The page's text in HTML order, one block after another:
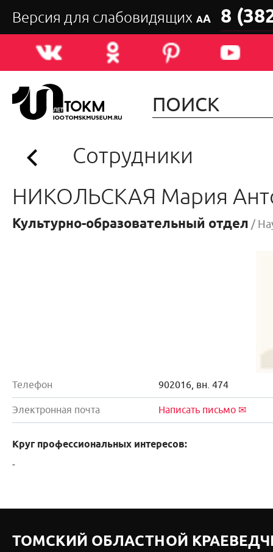
Версия для слабовидящих АА 8
Сотрудники
НИКОЛЬСКАЯ Мария
Культурно-образовательный отдел /
Телефон 902016, вн. 474
Электронная почта Написать письмо ✉
Круг профессиональных интересов:
-
ТОМСКИЙ ОБЛАСТНОЙ